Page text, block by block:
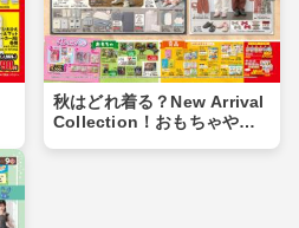
秋はどれ着る？New Arrival
Collection！おもちゃや食